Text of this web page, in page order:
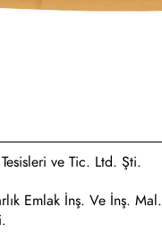
ve Tic. Ltd. Şti.
Emlak İnş. Ve İnş. Mal.